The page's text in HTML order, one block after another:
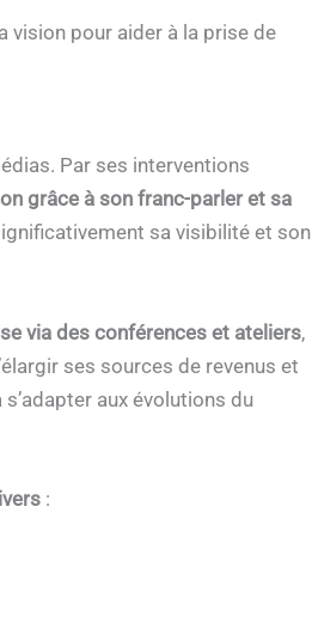
vision pour aider à la prise de
Par ses interventions
grâce à son franc-parler et sa
sa visibilité et son
via des conférences et ateliers,
ses sources de revenus et
aux évolutions du
: